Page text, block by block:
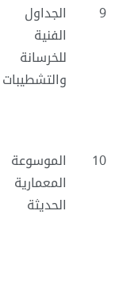
9
الجداول
الفنية
للخرسانة
والتشطيبات
10
الموسوعة
المعمارية
الحديثة